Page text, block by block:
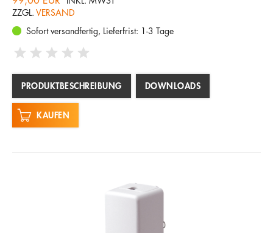
ZZGL. VERSAND
Sofort versandfertig, Lieferfrist: 1-3 Tage
PRODUKTBESCHREIBUNG DOWNLOADS
KAUFEN